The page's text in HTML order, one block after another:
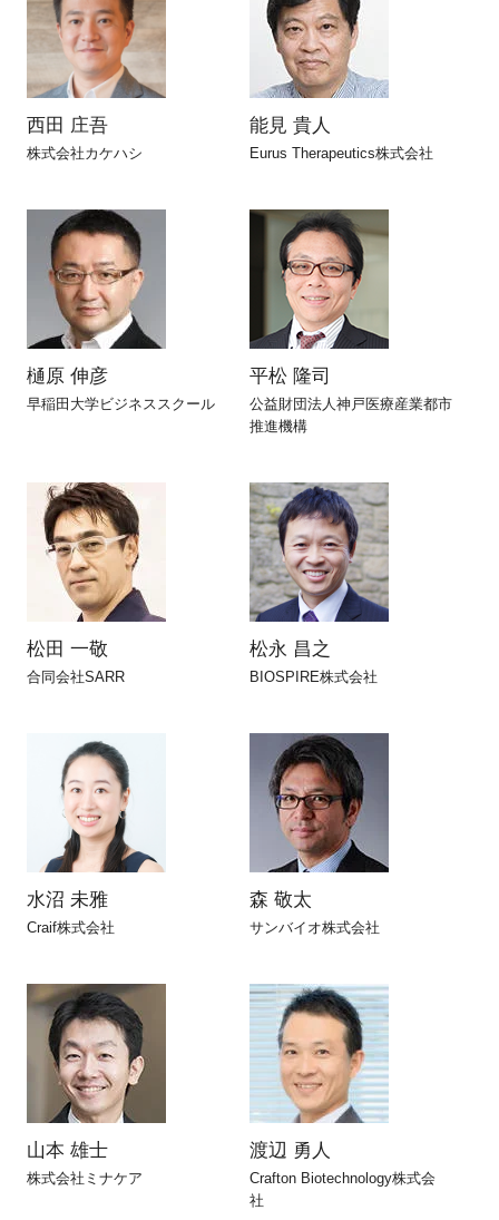
西田 庄吾
株式会社カケハシ
能見 貴人
Eurus Therapeutics株式会社
樋原 伸彦
早稲田大学ビジネススクール
平松 隆司
公益財団法人神戸医療産業都市
推進機構
松田 一敬
合同会社SARR
松永 昌之
BIOSPIRE株式会社
水沼 未雅
Craif株式会社
森 敬太
サンバイオ株式会社
山本 雄士
株式会社ミナケア
渡辺 勇人
Crafton Biotechnology株式会
社